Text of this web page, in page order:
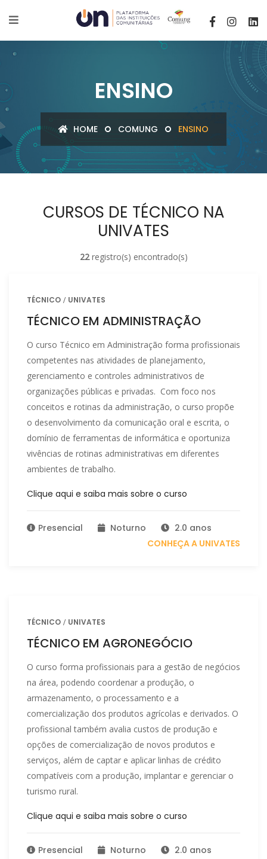
ENSINO
HOME COMUNG ENSINO
CURSOS DE TÉCNICO NA
UNIVATES
22registro(s) encontrado(s)
TÉCNICO UNIVATES
TÉCNICO EM ADMINISTRAÇÃO
O curso Técnico em Administração forma profissionais
competentes nas atividades de planejamento,
gerenciamento e controles administrativos de
organizações públicas e privadas. Com foco nos
conceitos e rotinas da administração, o curso propõe
o desenvolvimento da comunicação oral e escrita, o
domínio de ferramentas de informática e oportuniza
vivências de rotinas administrativas em diferentes
ambientes de trabalho.
Clique aqui e saiba mais sobre o curso
Presencial Noturno
2.0 anos
CONHEÇA A UNIVATES
TÉCNICO UNIVATES
TÉCNICO EM AGRONEGÓCIO
O curso forma profissionais para a gestão de negócios
na área, podendo coordenar a produção, o
armazenamento, o processamento e a
comercialização dos produtos agrícolas e derivados. O
profissional também avalia custos de produção e
opções de comercialização de novos produtos e
serviços, além de captar e aplicar linhas de crédito
compatíveis com a produção, implantar e gerenciar o
turismo rural.
Clique aqui e saiba mais sobre o curso
Presencial Noturno
2.0 anos